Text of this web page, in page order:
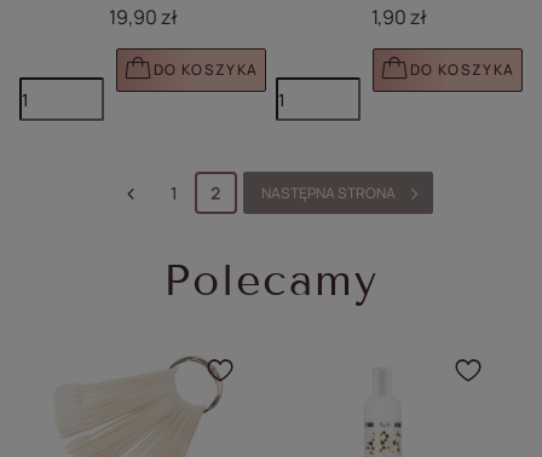
19,90 zł
DO KOSZYKA
1,90 zł
DO KOSZYKA
1 2 NASTĘPNA STRONA
Polecamy
Kliknij, aby dodać